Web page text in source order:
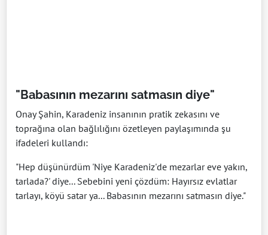
"Babasının mezarını satmasın diye"
Onay Şahin, Karadeniz insanının pratik zekasını ve
toprağına olan bağlılığını özetleyen paylaşımında şu
ifadeleri kullandı:
"Hep düşünürdüm 'Niye Karadeniz'de mezarlar eve yakın,
tarlada?' diye... Sebebini yeni çözdüm: Hayırsız evlatlar
tarlayı, köyü satar ya... Babasının mezarını satmasın diye."